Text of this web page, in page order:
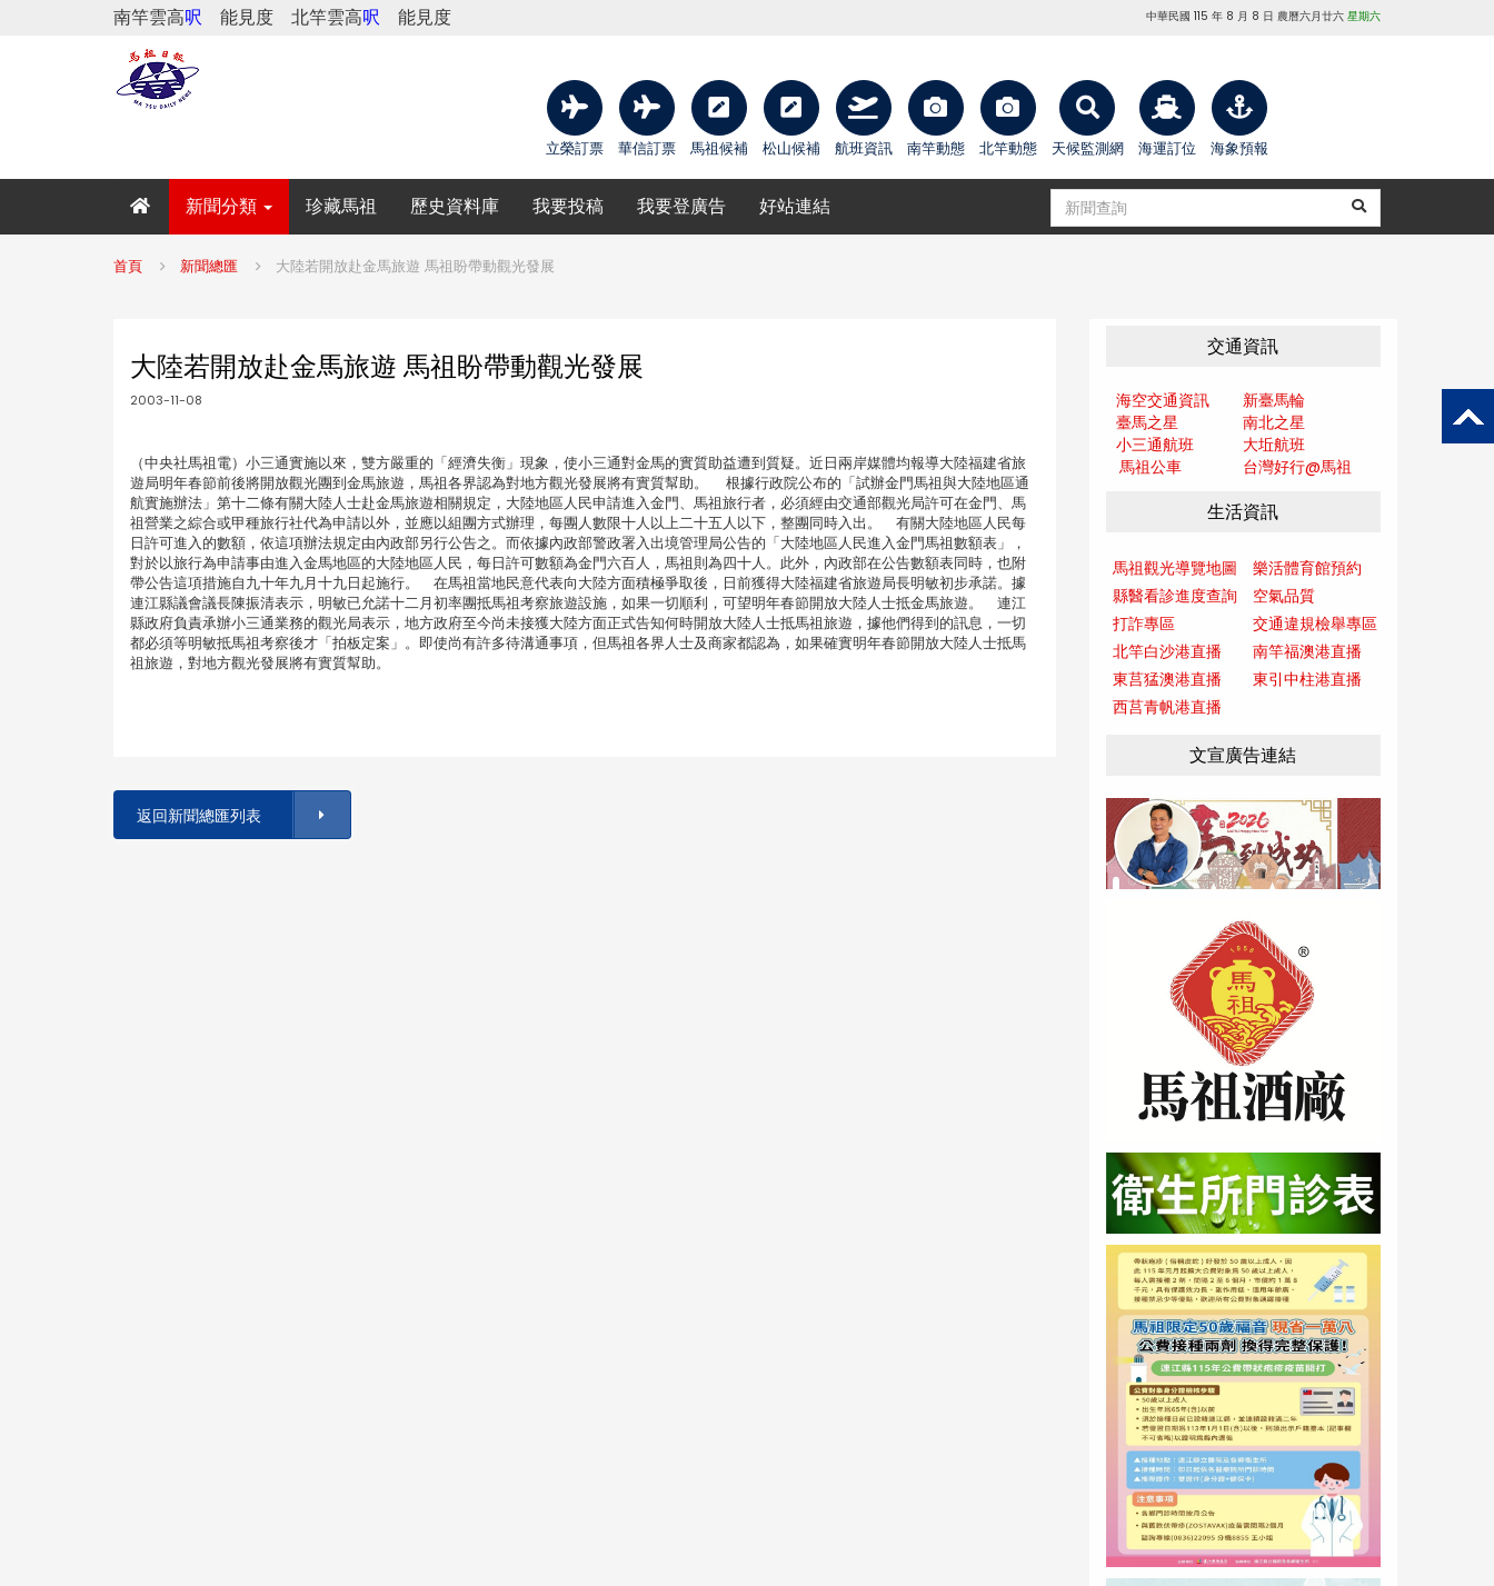
南竿雲高呎 能見度 北竿雲高呎 能見度 中華民國 115 年 8 月 8 日 農曆六月廿六 星期六
立榮訂票 華信訂票 馬祖候補 松山候補 航班資訊 南竿動態 北竿動態 天候監測網 海運訂位 海象預報
新聞分類 珍藏馬祖 歷史資料庫 我要投稿 我要登廣告 好站連結
首頁 新聞總匯 大陸若開放赴金馬旅遊 馬祖盼帶動觀光發展
大陸若開放赴金馬旅遊 馬祖盼帶動觀光發展
2003-11-08
（中央社馬祖電）小三通實施以來，雙方嚴重的「經濟失衡」現象，使小三通對金馬的實質助益遭到質疑。近日兩岸媒體均報導大陸福建省旅
遊局明年春節前後將開放觀光團到金馬旅遊，馬祖各界認為對地方觀光發展將有實質幫助。 根據行政院公布的「試辦金門馬祖與大陸地區通
航實施辦法」第十二條有關大陸人士赴金馬旅遊相關規定，大陸地區人民申請進入金門、馬祖旅行者，必須經由交通部觀光局許可在金門、馬
祖營業之綜合或甲種旅行社代為申請以外，並應以組團方式辦理，每團人數限十人以上二十五人以下，整團同時入出。 有關大陸地區人民每
日許可進入的數額，依這項辦法規定由內政部另行公告之。而依據內政部警政署入出境管理局公告的「大陸地區人民進入金門馬祖數額表」，
對於以旅行為申請事由進入金馬地區的大陸地區人民，每日許可數額為金門六百人，馬祖則為四十人。此外，內政部在公告數額表同時，也附
帶公告這項措施自九十年九月十九日起施行。 在馬祖當地民意代表向大陸方面積極爭取後，日前獲得大陸福建省旅遊局長明敏初步承諾。據
連江縣議會議長陳振清表示，明敏已允諾十二月初率團抵馬祖考察旅遊設施，如果一切順利，可望明年春節開放大陸人士抵金馬旅遊。 連江
縣政府負責承辦小三通業務的觀光局表示，地方政府至今尚未接獲大陸方面正式告知何時開放大陸人士抵馬祖旅遊，據他們得到的訊息，一切
都必須等明敏抵馬祖考察後才「拍板定案」。即使尚有許多待溝通事項，但馬祖各界人士及商家都認為，如果確實明年春節開放大陸人士抵馬
祖旅遊，對地方觀光發展將有實質幫助。
返回新聞總匯列表
交通資訊
海空交通資訊
新臺馬輪
臺馬之星
南北之星
小三通航班
大坵航班
馬祖公車
台灣好行@馬祖
生活資訊
馬祖觀光導覽地圖
樂活體育館預約
縣醫看診進度查詢
空氣品質
打詐專區
交通違規檢舉專區
北竿白沙港直播
南竿福澳港直播
東莒猛澳港直播
東引中柱港直播
西莒青帆港直播
文宣廣告連結